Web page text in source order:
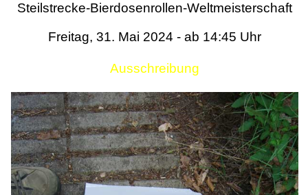
Literatur
Termine
Steilstrecke-Bierdosenrollen-Weltmeisterschaft
Freitag, 31. Mai 2024 - ab 14:45 Uhr
Ausschreibung